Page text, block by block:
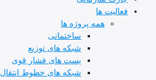
فعالیت ها
همه پروژه ها
ساختمانی
شبکه های توزیع
پست های فشار قوی
شبکه های خطوط انتقال